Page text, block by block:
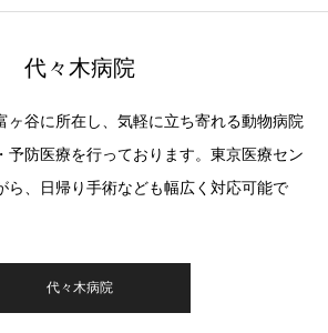
代々木病院
ヶ谷に所在し、気軽に立ち寄れる動物病院
予防医療を行っております。東京医療セン
ら、日帰り手術なども幅広く対応可能で
代々木病院